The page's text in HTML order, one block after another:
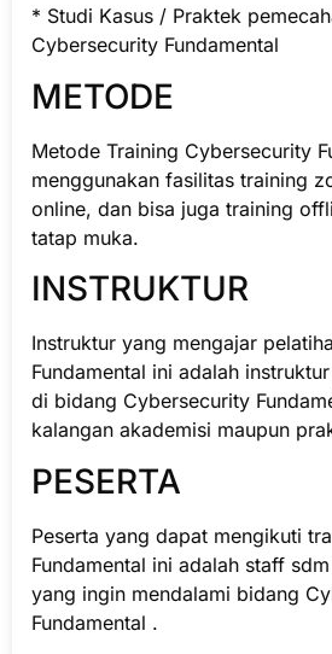
* Studi Kasus / Praktek
Cybersecurity Fundamental
METODE
Metode Training Cybersecurity
menggunakan fasilitas training
online, dan bisa juga training
tatap muka.
INSTRUKTUR
Instruktur yang mengajar
Fundamental ini adalah
di bidang Cybersecurity
kalangan akademisi maupun
PESERTA
Peserta yang dapat mengikuti
Fundamental ini adalah staff
yang ingin mendalami bidang
Fundamental .